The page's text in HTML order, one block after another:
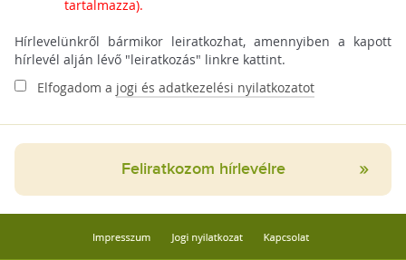
tartalmazza).
Hírlevelünkről bármikor leiratkozhat, amennyiben a kapott
hírlevél alján lévő "leiratkozás" linkre kattint.
Elfogadom a jogi és adatkezelési nyilatkozatot
Feliratkozom hírlevélre